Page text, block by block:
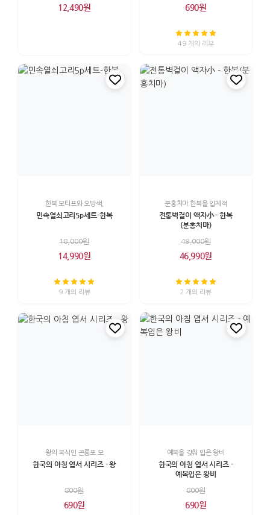
12,490원 690원
49 개의 리뷰
한복 모티프와 오방색,
민속열쇠고리5p세트-한복
18,000원
14,990원
9 개의 리뷰
분홍치마 한복을 입체적
전통벽걸이 액자小 - 한복
(분홍치마)
49,000원
46,990원
2 개의 리뷰
왕의 복식인 곤룡포 모
한국의 아침 엽서 시리즈 - 왕
800원
690원
예복을 갖춰 입은 왕비
한국의 아침 엽서 시리즈 -
예복입은 왕비
800원
690원